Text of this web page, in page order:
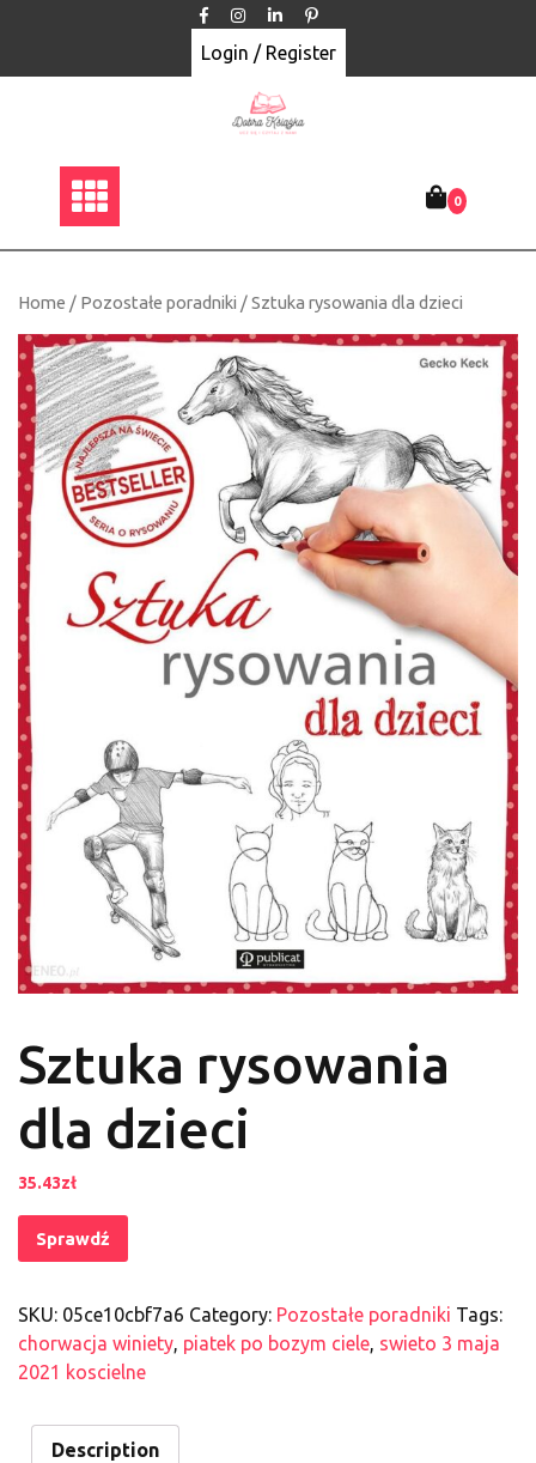
Login / Register
0
Home / Pozostałe poradniki / Sztuka rysowania dla dzieci
Sztuka rysowania
dla dzieci
35.43zł
Sprawdź
SKU: 05ce10cbf7a6 Category: Pozostałe poradniki Tags:
chorwacja winiety, piatek po bozym ciele, swieto 3 maja
2021 koscielne
Description